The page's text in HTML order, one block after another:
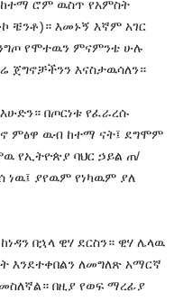
ከተማ ሮም ዉስጥ የአምስት
ቼንቶ)። እመኑኝ እኛም አገር
የሞተዉን ምናምንቴ ሁሉ
ጀግኖቻችንን እናስታዉሳለን።
በጦርነቱ የፈራረሱ
ምፅዋ ዉብ ከተማ ናት፤ ደግሞም
የኢትዮጵያ ባህር ኃይል ጠ/
ነዉ፤ ያየዉም የነካዉም ያለ
በኋላ ዊሃ ደርስን። ዊሃ ሌላዉ
እንደተቀበልን ለመግለጽ አማርኛ
በዚያ የወፍ ማረፊያ